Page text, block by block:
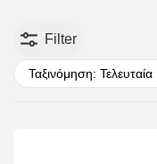
Filter
Ταξινόμηση: Τελευταία